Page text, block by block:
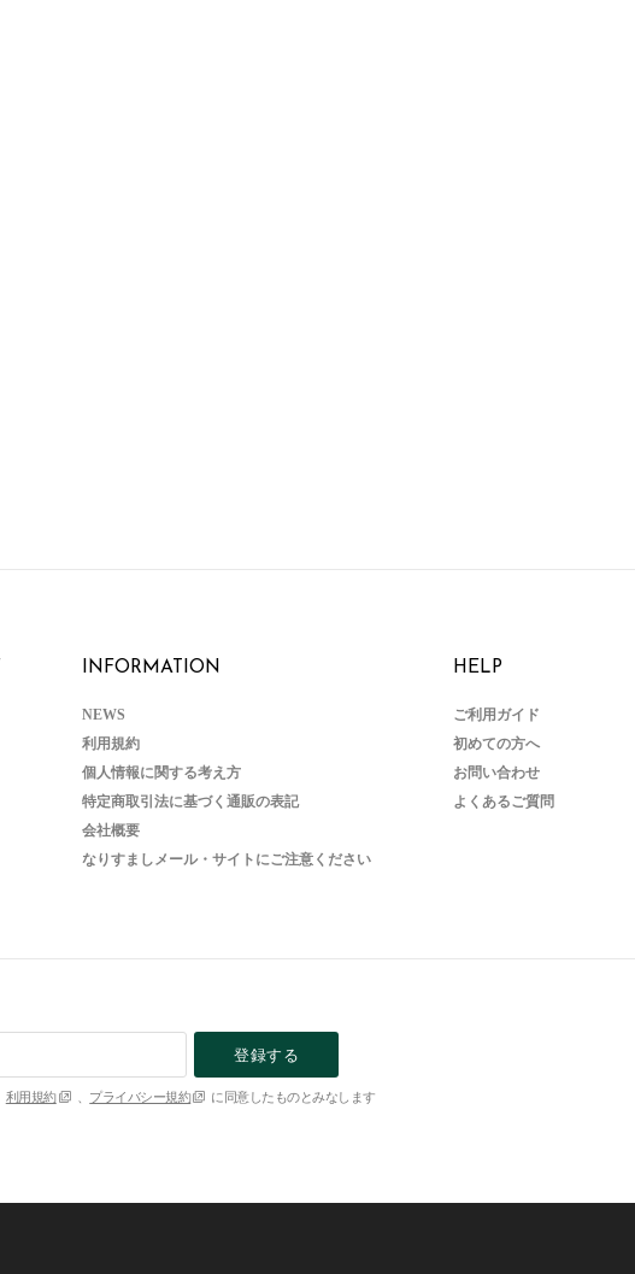
INFORMATION
NEWS
利用規約
個人情報に関する考え方
特定商取引法に基づく通販の表記
会社概要
なりすましメール・サイトにご注意ください
HELP
ご利用ガイド
初めての方へ
お問い合わせ
よくあるご質問
登録する
利用規約 プライバシー規約 に同意したものとみなします